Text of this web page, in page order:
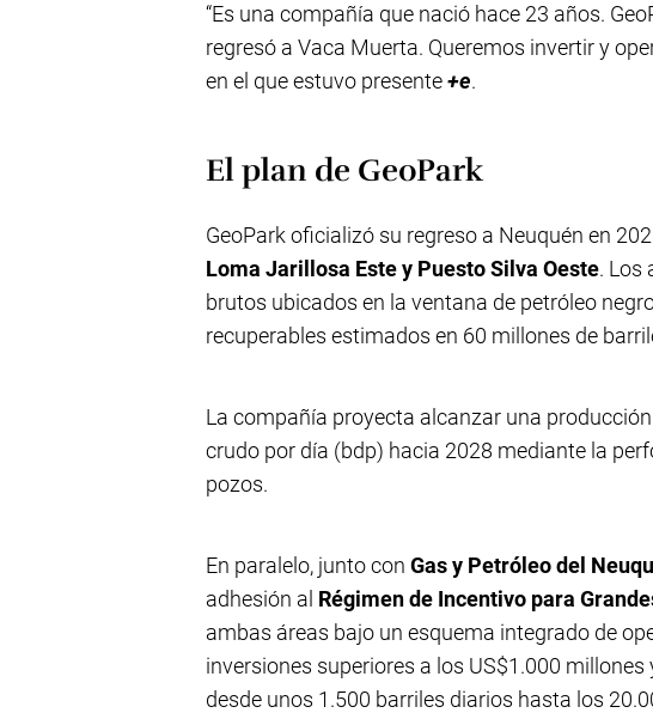
“Es una compañía que nació hace 23 años.
regresó a Vaca Muerta. Queremos invertir y
en el que estuvo presente+e.
El plan de GeoPark
GeoPark oficializó su regreso a Neuquén en
Loma Jarillosa Este y Puesto Silva Oeste. Los
brutos ubicados en la ventana de petróleo
recuperables estimados en 60 millones de
La compañía proyecta alcanzar una
crudo por día (bdp) hacia 2028 mediante la
pozos.
En paralelo, junto con Gas y Petróleo del
adhesión al Régimen de Incentivo para
ambas áreas bajo un esquema integrado de
inversiones superiores a los US$1.000
desde unos 1.500 barriles diarios hasta los